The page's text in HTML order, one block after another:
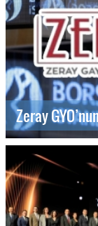
Zeray